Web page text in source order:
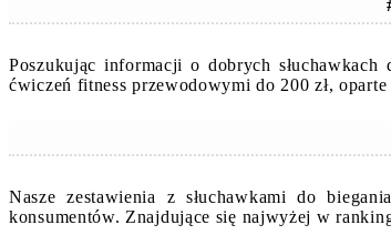
Poszukując informacji o dobrych
ćwiczeń fitness przewodowymi do 200 zł,
Nasze zestawienia z słuchawkami do
konsumentów. Znajdujące się najwyżej w